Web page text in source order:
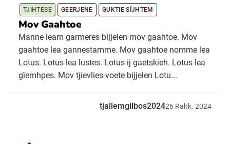
TJIHTESE GEERJENE GUKTIE SÏJHTEM
Mov Gaahtoe
Manne leam garmeres bijjelen mov gaahtoe. Mov
gaahtoe lea gannestamme. Mov gaahtoe nomme lea
Lotus. Lotus lea lustes. Lotus ij gaetskieh. Lotus lea
gïemhpes. Mov tjievlies-voete bijjelen Lotu...
tjallemgilbos202426 Rahk. 2024